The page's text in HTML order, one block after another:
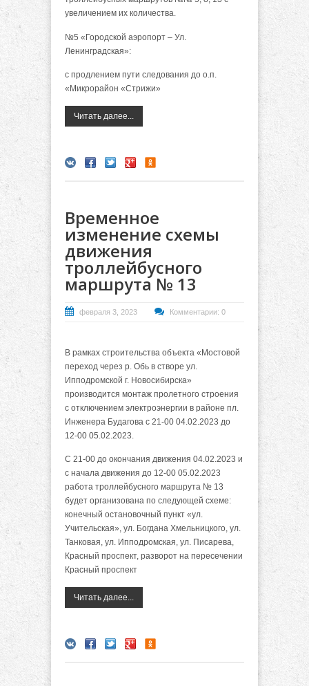
увеличением их количества.
№5 «Городской аэропорт – Ул.
Ленинградская»:
с продлением пути следования до о.п.
«Микрорайон «Стрижи»
Читать далее...
Временное
изменение схемы
движения
троллейбусного
маршрута № 13
февраля 3, 2023 Комментарии: 0
В рамках строительства объекта «Мостовой
переход через р. Обь в створе ул.
Ипподромской г. Новосибирска»
производится монтаж пролетного строения
с отключением электроэнергии в районе пл.
Инженера Будагова с 21-00 04.02.2023 до
12-00 05.02.2023.
С 21-00 до окончания движения 04.02.2023 и
с начала движения до 12-00 05.02.2023
работа троллейбусного маршрута № 13
будет организована по следующей схеме:
конечный остановочный пункт «ул.
Учительская», ул. Богдана Хмельницкого, ул.
Танковая, ул. Ипподромская, ул. Писарева,
Красный проспект, разворот на пересечении
Красный проспект
Читать далее...